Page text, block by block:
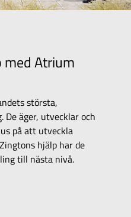
Atrium
största,
De äger, utvecklar och
på att utveckla
hjälp har de
till nästa nivå.